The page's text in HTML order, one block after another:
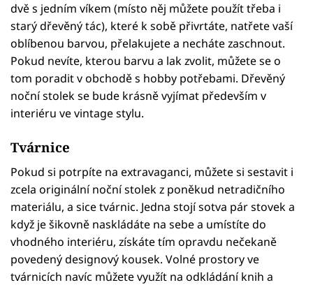
dvě s jedním víkem (místo něj můžete použít třeba i
starý dřevěný tác), které k sobě přivrtáte, natřete vaší
oblíbenou barvou, přelakujete a necháte zaschnout.
Pokud nevíte, kterou barvu a lak zvolit, můžete se o
tom poradit v obchodě s hobby potřebami. Dřevěný
noční stolek se bude krásně vyjímat především v
interiéru ve vintage stylu.
Tvárnice
Pokud si potrpíte na extravaganci, můžete si sestavit i
zcela originální noční stolek z poněkud netradičního
materiálu, a sice tvárnic. Jedna stojí sotva pár stovek a
když je šikovně naskládáte na sebe a umístíte do
vhodného interiéru, získáte tím opravdu nečekaně
povedený designový kousek. Volné prostory ve
tvárnicích navíc můžete využít na odkládání knih a